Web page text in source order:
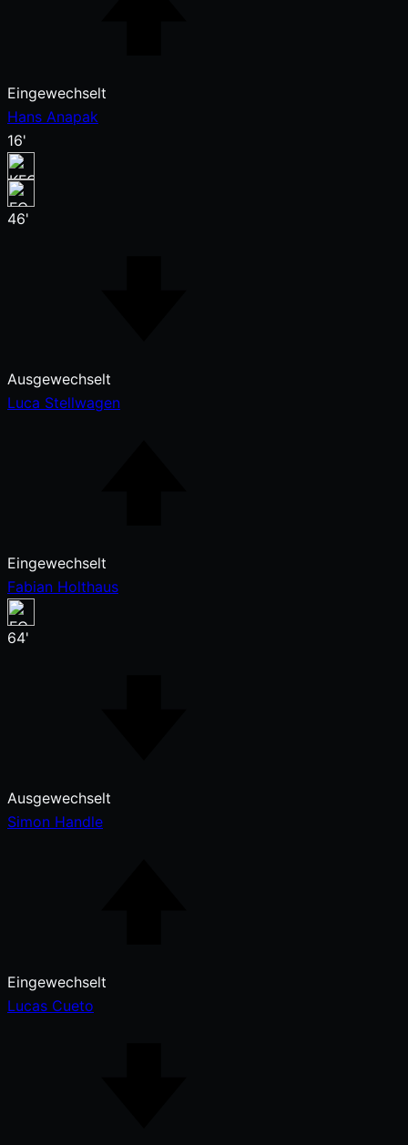
Eingewechselt
Hans Anapak
16'
46'
Ausgewechselt
Luca Stellwagen
Eingewechselt
Fabian Holthaus
64'
Ausgewechselt
Simon Handle
Eingewechselt
Lucas Cueto